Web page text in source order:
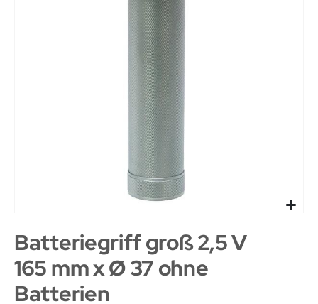
Batteriegriff groß 2,5 V
165 mm x Ø 37 ohne
Batterien